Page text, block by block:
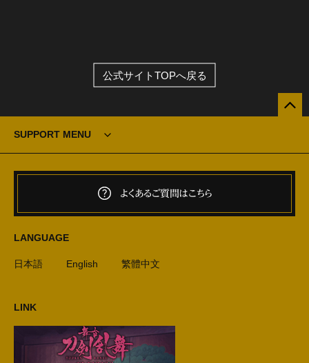
公式サイトTOPへ戻る
SUPPORT MENU
よくあるご質問はこちら
LANGUAGE
日本語 English 繁體中文
LINK